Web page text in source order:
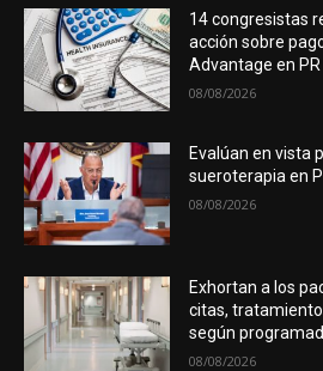
14 congresistas
acción sobre
Advantage en PR
08/08/2026
Evalúan en vista
sueroterapia en
08/08/2026
Exhortan a los
citas,
según
08/08/2026